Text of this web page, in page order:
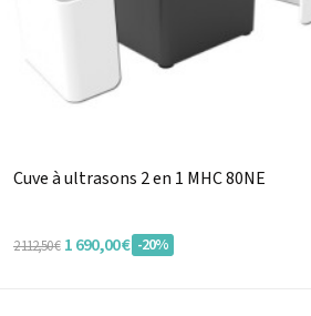
Cuve à ultrasons 2 en 1 MHC 80NE
2 112,50 € 1 690,00 € -20%